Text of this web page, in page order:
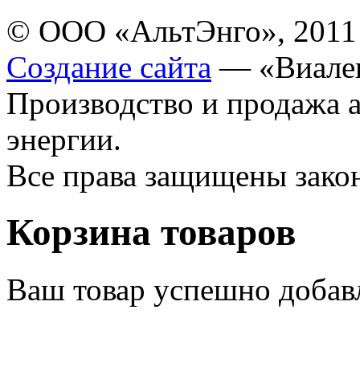
© ООО «АльтЭнго», 2011
Создание сайта —
Производство и продажа
энергии.
Все права защищены
Корзина товаров
Ваш товар успешно